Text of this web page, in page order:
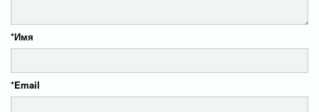
Имя
*
Email
*